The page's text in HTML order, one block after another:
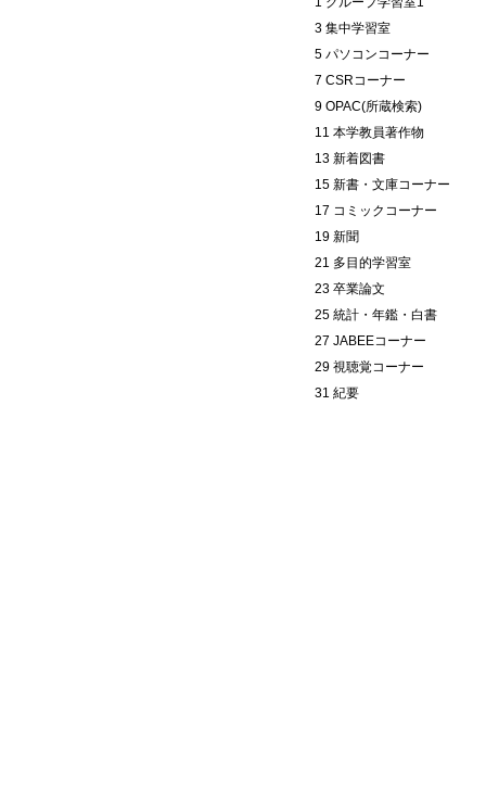
3 集中学習室
5 パソコンコーナー
7 CSRコーナー
9 OPAC(所蔵検索)
11 本学教員著作物
13 新着図書
15 新書・文庫コーナー
17 コミックコーナー
19 新聞
21 多目的学習室
23 卒業論文
25 統計・年鑑・白書
27 JABEEコーナー
29 視聴覚コーナー
31 紀要